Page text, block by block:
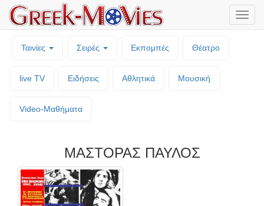
Ταινίες Σειρές Εκπομπές Θέατρο
live TV Ειδήσεις Αθλητικά Μουσική
Video-Mαθήματα
ΜΑΣΤΟΡΑΣ ΠΑΥΛΟΣ